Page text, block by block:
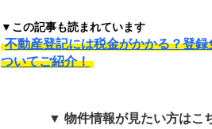
▼この記事も読まれています
不動産登記には税金がかかる？登
ついてご紹介！
▼ 物件情報が見たい方はこ